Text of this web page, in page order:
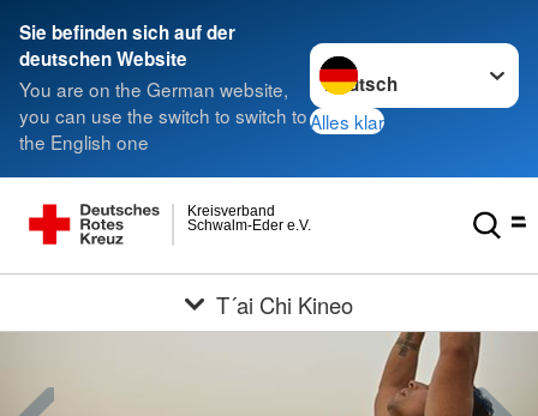
Sie befinden sich auf der
deutschen Website
You are on the German website,
you can use the switch to switch to
the English one
Sprache wechseln zu
Alles klar
Schwalm-Eder e.V.
Kreisverband
T´ai Chi Kineo